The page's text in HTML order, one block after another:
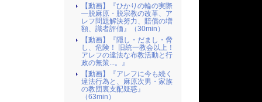
【動画】『ひかりの輪の実際
―脱麻原・脱宗教の改革、ア
レフ問題解決努力、賠償の増
額、識者評価』（30min）
【動画】『隠し・だまし・脅
し、危険！ 旧統一教会以上！
アレフの違法な布教活動と行
政の無策...。』
【動画】『アレフに今も続く
違法行為と、麻原次男・家族
の教団裏支配疑惑』
（63min）